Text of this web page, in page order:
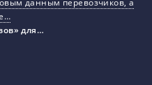
данным перевозчиков, а
для…